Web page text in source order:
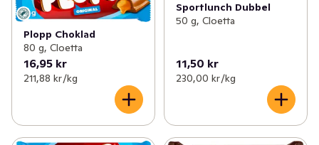
Plopp Choklad
80 g, Cloetta
16,95 kr
211,88 kr /kg
Sportlunch Dubbel
50 g, Cloetta
11,50 kr
230,00 kr /kg